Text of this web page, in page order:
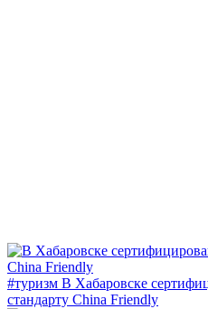
#туризм В Хабаровске
стандарту China Friendly